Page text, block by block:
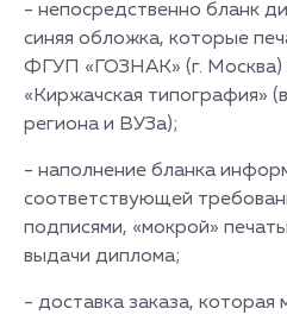
- непосредственно бланк
синяя обложка, которые
ФГУП «ГОЗНАК» (г.
«Киржачская типография»
региона и ВУЗа);
- наполнение бланка
соответствующей
подписями, «мокрой»
выдачи диплома;
- доставка заказа, которая